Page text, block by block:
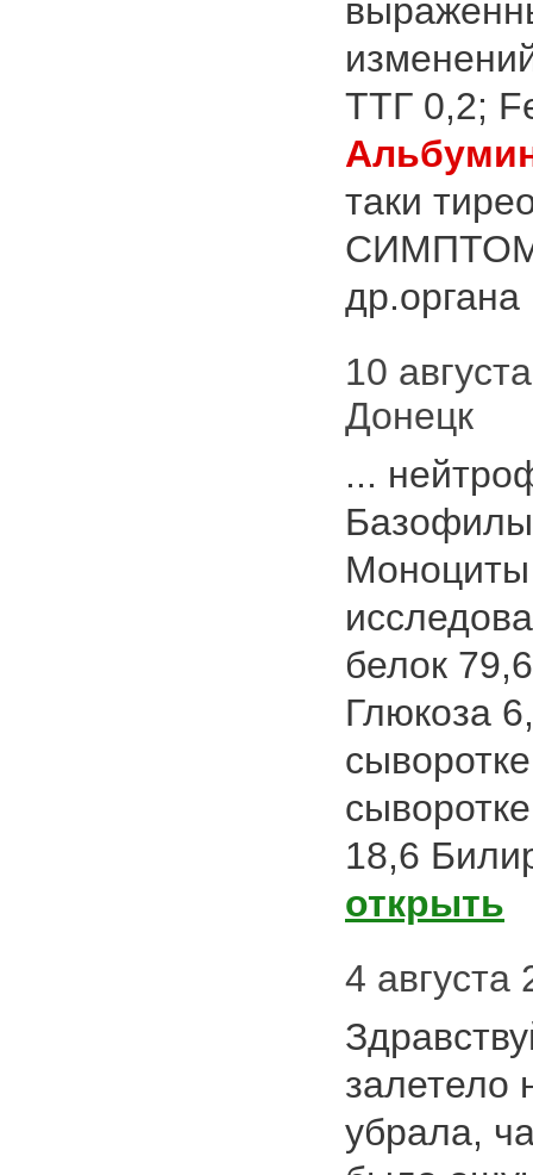
ТТГ 0,2;
таки
10
Донецк
...
белок
Глюкоза
18,6
открыть
4 августа
залетело
убрала,